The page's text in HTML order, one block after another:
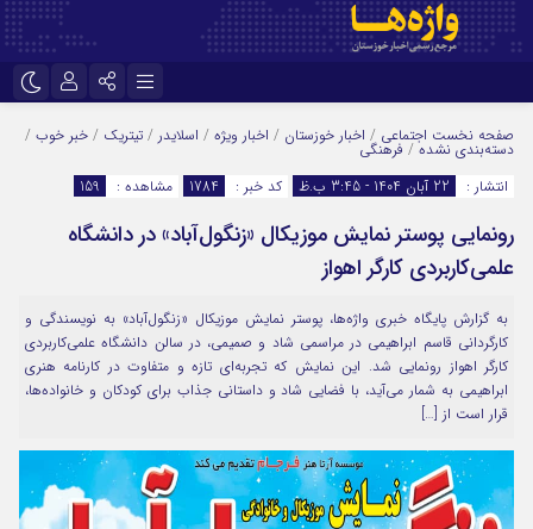
اینستاگرام
تلگرام
سروش
ایتا
اپلیکیشن
مرا به خاطر بسپار
صفحه نخست اجتماعی / اخبار خوزستان / اخبار ویژه / اسلایدر / تیتریک / خبر خوب /
دسته‌بندی نشده/ فرهنگی
انتشار :
22 آبان 1404 - 3:45 ب.ظ کد خبر : 1784 مشاهده : 159
رونمایی پوستر نمایش موزیکال «زنگول‌آباد» در دانشگاه
علمی‌کاربردی کارگر اهواز
به گزارش پایگاه خبری واژه‌ها، پوستر نمایش موزیکال «زنگول‌آباد» به نویسندگی و
کارگردانی قاسم ابراهیمی در مراسمی شاد و صمیمی، در سالن دانشگاه علمی‌کاربردی
کارگر اهواز رونمایی شد. این نمایش که تجربه‌ای تازه و متفاوت در کارنامه هنری
ابراهیمی به شمار می‌آید، با فضایی شاد و داستانی جذاب برای کودکان و خانواده‌ها،
قرار است از […]